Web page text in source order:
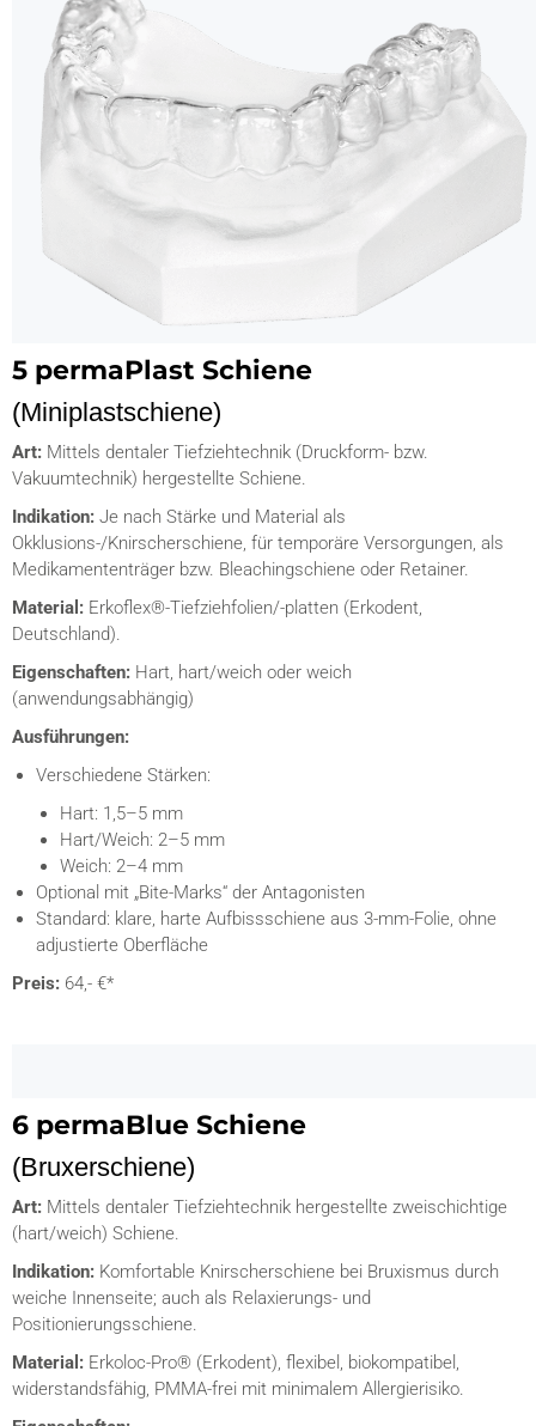
5 permaPlast Schiene
(Miniplastschiene)
Art: Mittels dentaler Tiefziehtechnik (Druckform- bzw.
Vakuumtechnik) hergestellte Schiene.
Indikation: Je nach Stärke und Material als
Okklusions-/Knirscherschiene, für temporäre Versorgungen, als
Medikamententräger bzw. Bleachingschiene oder Retainer.
Material: Erkoflex®-Tiefziehfolien/-platten (Erkodent,
Deutschland).
Eigenschaften: Hart, hart/weich oder weich
(anwendungsabhängig)
Ausführungen:
Verschiedene Stärken:
Hart: 1,5–5 mm
Hart/Weich: 2–5 mm
Weich: 2–4 mm
Optional mit „Bite-Marks“ der Antagonisten
Standard: klare, harte Aufbissschiene aus 3-mm-Folie, ohne
adjustierte Oberfläche
Preis: 64,- €*
6 permaBlue Schiene
(Bruxerschiene)
Art: Mittels dentaler Tiefziehtechnik hergestellte zweischichtige
(hart/weich) Schiene.
Indikation: Komfortable Knirscherschiene bei Bruxismus durch
weiche Innenseite; auch als Relaxierungs- und
Positionierungsschiene.
Material: Erkoloc-Pro® (Erkodent), flexibel, biokompatibel,
widerstandsfähig, PMMA-frei mit minimalem Allergierisiko.